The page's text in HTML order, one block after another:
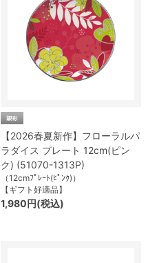
【2026春夏新作】フローラルパ
ラダイス プレート 12cm(ピン
ク) (51070-1313P)
（12cmﾌﾟﾚｰﾄ(ﾋﾟﾝｸ)）
【ギフト好適品】
1,980円(税込)